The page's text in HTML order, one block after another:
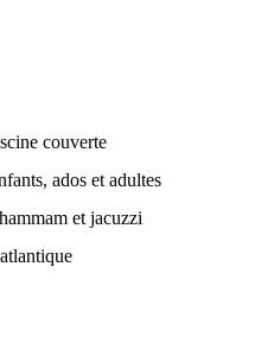
couverte
ados et adultes
et jacuzzi